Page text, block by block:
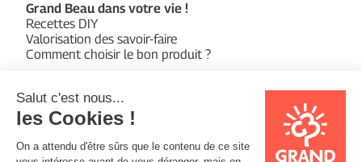
Grand Beau dans votre vie !
Recettes DIY
Valorisation des savoir-faire
Comment choisir le bon produit ?
Qui sommes-nous ?
L’entreprise Écodis
Notre fonds de dotation
Suivez-nous sur :